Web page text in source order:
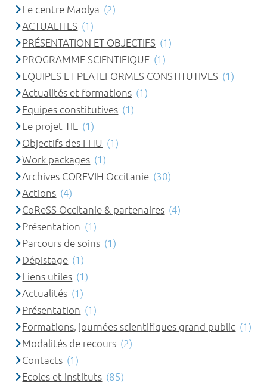
Le centre Maolya (2)
ACTUALITES (1)
PRÉSENTATION ET OBJECTIFS (1)
PROGRAMME SCIENTIFIQUE (1)
EQUIPES ET PLATEFORMES CONSTITUTIVES (1)
Actualités et formations (1)
Equipes constitutives (1)
Le projet TIE (1)
Objectifs des FHU (1)
Work packages (1)
Archives COREVIH Occitanie (30)
Actions (4)
CoReSS Occitanie & partenaires (4)
Présentation (1)
Parcours de soins (1)
Dépistage (1)
Liens utiles (1)
Actualités (1)
Présentation (1)
Formations, journées scientifiques grand public (1)
Modalités de recours (2)
Contacts (1)
Ecoles et instituts (85)